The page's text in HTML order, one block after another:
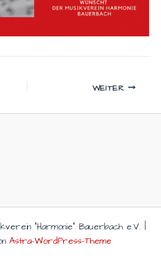
WEITER
"Harmonie" Bauerbach e.V. |
Astra-WordPress-Theme